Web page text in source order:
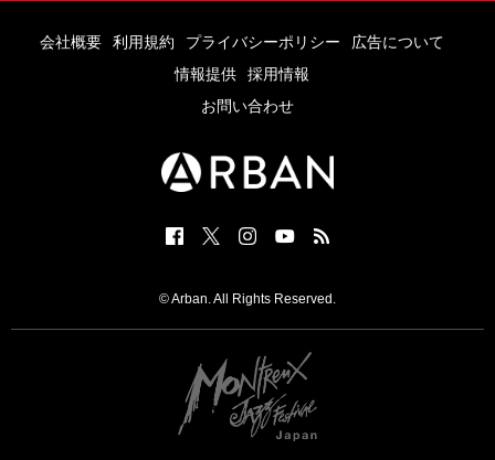
会社概要 利用規約 プライバシーポリシー
広告について
情報提供
採用情報
お問い合わせ
© Arban. All Rights Reserved.